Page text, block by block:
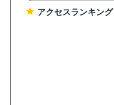
アクセスランキング